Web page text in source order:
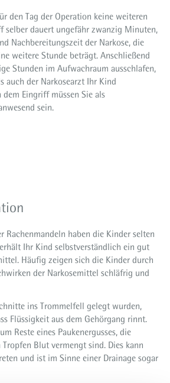
den Tag der Operation keine weiteren
selber dauert ungefähr zwanzig Minuten,
Nachbereitungszeit der Narkose, die
weitere Stunde beträgt. Anschließend
Stunden im Aufwachraum ausschlafen,
auch der Narkosearzt Ihr Kind
dem Eingriff müssen Sie als
sein.
Rachenmandeln haben die Kinder selten
Ihr Kind selbstverständlich ein gut
Häufig zeigen sich die Kinder durch
der Narkosemittel schläfrig und
ins Trommelfell gelegt wurden,
Flüssigkeit aus dem Gehörgang rinnt.
Reste eines Paukenergusses, die
Blut vermengt sind. Dies kann
und ist im Sinne einer Drainage sogar